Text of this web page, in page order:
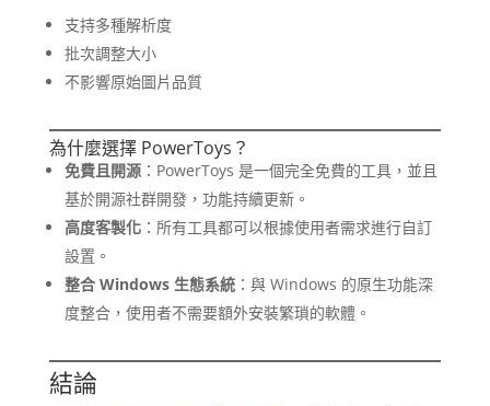
支持多種解析度
批次調整大小
不影響原始圖片品質
為什麼選擇 PowerToys？
免費且開源：PowerToys 是一個完全免費的工具，並且
基於開源社群開發，功能持續更新。
高度客製化：所有工具都可以根據使用者需求進行自訂
設置。
整合 Windows 生態系統：與 Windows 的原生功能深
度整合，使用者不需要額外安裝繁瑣的軟體。
結論